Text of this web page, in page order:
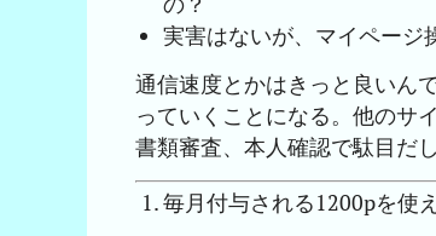
実害はないが、マイページ
通信速度とかはきっと良いん
っていくことになる。他のサ
書類審査、本人確認で駄目だ
毎月付与される1200pを使